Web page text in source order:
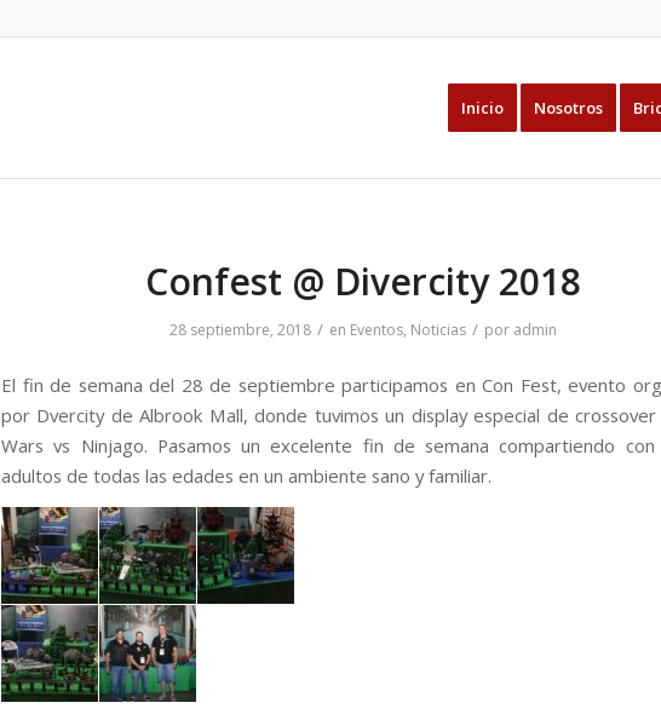
Inicio Nosotros
Confest @ Divercity 2018
28 septiembre, 2018 / en Eventos, Noticias / por admin
El fin de semana del 28 de septiembre participamos en Con Fest, evento
por Dvercity de Albrook Mall, donde tuvimos un display especial de
Wars vs Ninjago. Pasamos un excelente fin de semana compartiendo
adultos de todas las edades en un ambiente sano y familiar.